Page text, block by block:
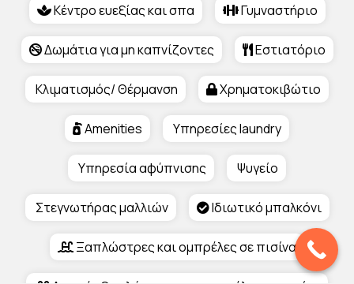
Κέντρο ευεξίας και σπα Γυμναστήριο
Δωμάτια για μη καπνίζοντες Εστιατόριο
Κλιματισμός/ Θέρμανση Χρηματοκιβώτιο
Amenities Υπηρεσίες laundry
Υπηρεσία αφύπνισης Ψυγείο
Στεγνωτήρας μαλλιών Ιδιωτικό μπαλκόνι
Ξαπλώστρες και ομπρέλες σε πισίνα